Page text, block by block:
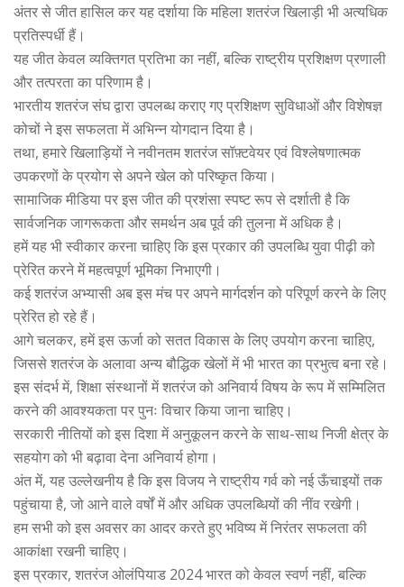
अंतर से जीत हासिल कर यह दर्शाया कि महिला शतरंज खिलाड़ी भी अत्यधिक
प्रतिस्पर्धी हैं।
यह जीत केवल व्यक्तिगत प्रतिभा का नहीं, बल्कि राष्ट्रीय प्रशिक्षण प्रणाली
और तत्परता का परिणाम है।
भारतीय शतरंज संघ द्वारा उपलब्ध कराए गए प्रशिक्षण सुविधाओं और विशेषज्ञ
कोचों ने इस सफलता में अभिन्न योगदान दिया है।
तथा, हमारे खिलाड़ियों ने नवीनतम शतरंज सॉफ़्टवेयर एवं विश्लेषणात्मक
उपकरणों के प्रयोग से अपने खेल को परिष्कृत किया।
सामाजिक मीडिया पर इस जीत की प्रशंसा स्पष्ट रूप से दर्शाती है कि
सार्वजनिक जागरूकता और समर्थन अब पूर्व की तुलना में अधिक है।
हमें यह भी स्वीकार करना चाहिए कि इस प्रकार की उपलब्धि युवा पीढ़ी को
प्रेरित करने में महत्वपूर्ण भूमिका निभाएगी।
कई शतरंज अभ्यासी अब इस मंच पर अपने मार्गदर्शन को परिपूर्ण करने के लिए
प्रेरित हो रहे हैं।
आगे चलकर, हमें इस ऊर्जा को सतत विकास के लिए उपयोग करना चाहिए,
जिससे शतरंज के अलावा अन्य बौद्धिक खेलों में भी भारत का प्रभुत्व बना रहे।
इस संदर्भ में, शिक्षा संस्थानों में शतरंज को अनिवार्य विषय के रूप में सम्मिलित
करने की आवश्यकता पर पुनः विचार किया जाना चाहिए।
सरकारी नीतियों को इस दिशा में अनुकूलन करने के साथ-साथ निजी क्षेत्र के
सहयोग को भी बढ़ावा देना अनिवार्य होगा।
अंत में, यह उल्लेखनीय है कि इस विजय ने राष्ट्रीय गर्व को नई ऊँचाइयों तक
पहुंचाया है, जो आने वाले वर्षों में और अधिक उपलब्धियों की नींव रखेगी।
हम सभी को इस अवसर का आदर करते हुए भविष्य में निरंतर सफलता की
आकांक्षा रखनी चाहिए।
इस प्रकार, शतरंज ओलंपियाड 2024 भारत को केवल स्वर्ण नहीं, बल्कि